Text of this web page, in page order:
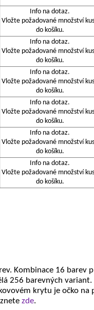
Info na dotaz.
Vložte požadované množství
do košíku.
Info na dotaz.
Vložte požadované množství
do košíku.
Info na dotaz.
Vložte požadované množství
do košíku.
Info na dotaz.
Vložte požadované množství
do košíku.
Info na dotaz.
Vložte požadované množství
do košíku.
Info na dotaz.
Vložte požadované množství
do košíku.
Kombinace 16 barev
256 barevných variant.
krytu je očko na
zde.